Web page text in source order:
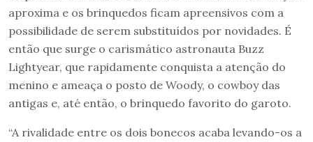
aproxima e os brinquedos ficam apreensivos com a
possibilidade de serem substituídos por novidades. É
então que surge o carismático astronauta Buzz
Lightyear, que rapidamente conquista a atenção do
menino e ameaça o posto de Woody, o cowboy das
antigas e, até então, o brinquedo favorito do garoto.
“A rivalidade entre os dois bonecos acaba levando-os a